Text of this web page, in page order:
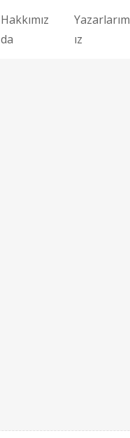
Hakkımız
da
Yazarlarım
ız